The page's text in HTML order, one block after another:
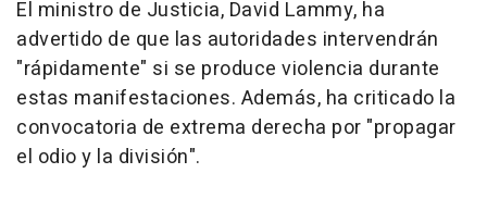
El ministro de Justicia, David Lammy, ha
advertido de que las autoridades intervendrán
"rápidamente" si se produce violencia durante
estas manifestaciones. Además, ha criticado la
convocatoria de extrema derecha por "propagar
el odio y la división".